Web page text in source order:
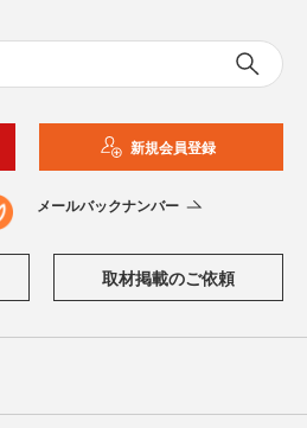
新規会員登録
メールバックナンバー
取材掲載のご依頼